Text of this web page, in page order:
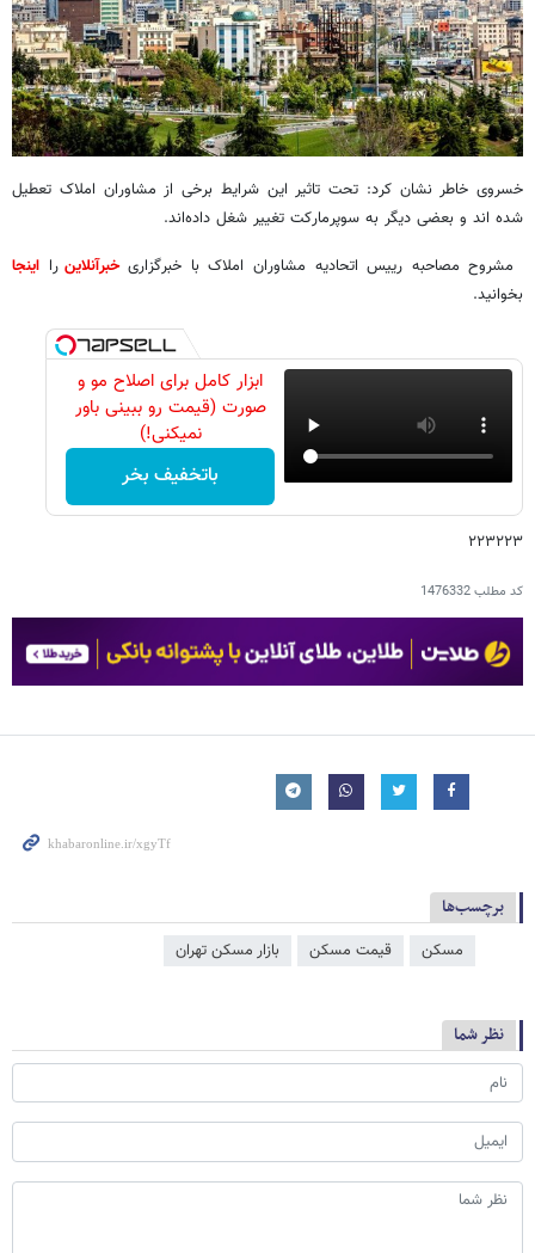
خسروی خاطر نشان کرد: تحت تاثیر این شرایط برخی از مشاوران املاک تعطیل
شده اند و بعضی دیگر به سوپرمارکت تغییر شغل داده‌اند.
مشروح مصاحبه رییس اتحادیه مشاوران املاک با خبرگزاریخبرآنلاین را اینجا
بخوانید.
ابزار کامل برای اصلاح مو و
صورت (قیمت رو ببینی باور
نمیکنی!)
باتخفیف بخر
۲۲۳۲۲۳
کد مطلب1476332
برچسب‌ها
مسکن قیمت مسکن بازار مسکن تهران
نظر شما